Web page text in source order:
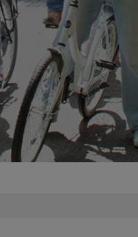
van cookies. Een
(en/of Flash-
uw computer of
bezoek weer naar
worden zijn
en werking van deze
Een gedetailleerd
pagina.